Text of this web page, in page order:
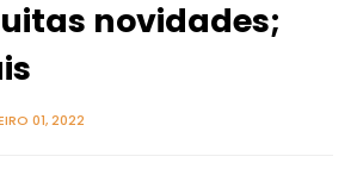
novidades;
01, 2022